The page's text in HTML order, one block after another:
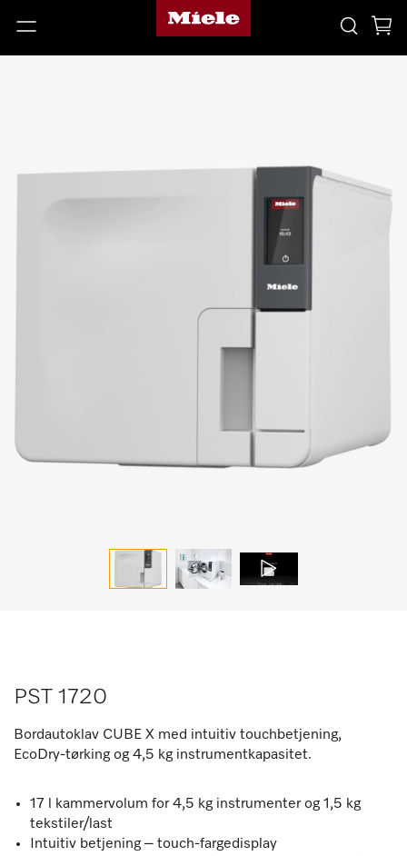
PST 1720
Bordautoklav CUBE X med intuitiv touchbetjening,
EcoDry-tørking og 4,5 kg instrumentkapasitet.
17 l kammervolum for 4,5 kg instrumenter og 1,5 kg
tekstiler/last
Intuitiv betjening – touch-fargedisplay